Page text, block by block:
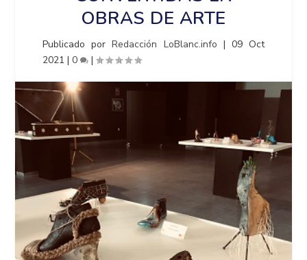
OBRAS DE ARTE
Publicado porRedacción LoBlanc.info | 09 Oct
2021 |0 |